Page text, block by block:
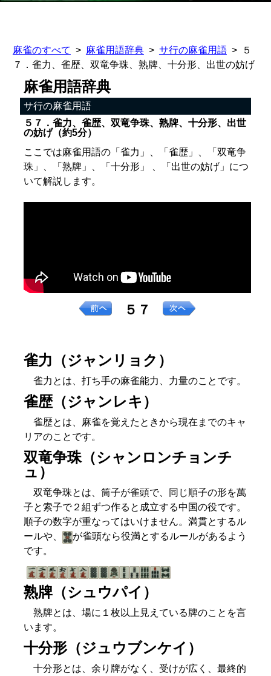
麻雀のすべて 麻雀用語辞典 サ行の麻雀用語
５
７．雀力、雀歴、双竜争珠、熟牌、十分形、出世の妨げ
麻雀用語辞典
サ行の麻雀用語
５７．雀力、雀歴、双竜争珠、熟牌、十分形、出世
の妨げ（約5分）
ここでは麻雀用語の「雀力」、「雀歴」、「双竜争
珠」、「熟牌」、「十分形」 、「出世の妨げ」につ
いて解説します。
５７
雀力（ジャンリョク）
雀力とは、打ち手の麻雀能力、力量のことです。
雀歴（ジャンレキ）
雀歴とは、麻雀を覚えたときから現在までのキャ
リアのことです。
双竜争珠（シャンロンチョンチ
ュ）
双竜争珠とは、筒子が雀頭で、同じ順子の形を萬
子と索子で２組ずつ作ると成立する中国の役です。
順子の数字が重なってはいけません。満貫とするル
ールや、
が雀頭なら役満とするルールがあるよう
です。
熟牌（シュウパイ）
熟牌とは、場に１枚以上見えている牌のことを言
います。
十分形（ジュウブンケイ）
十分形とは、余り牌がなく、受けが広く、最終的